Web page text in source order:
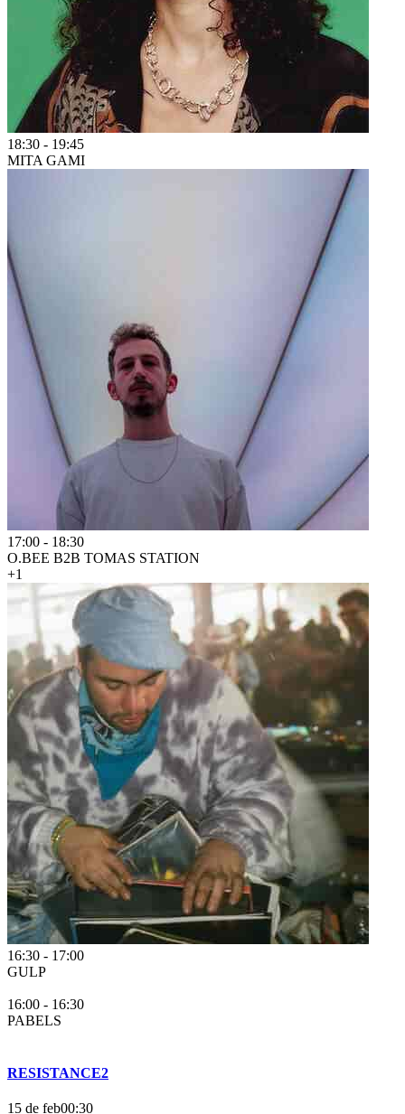
18:30 - 19:45
MITA GAMI
17:00 - 18:30
O.BEE B2B TOMAS STATION
+1
16:30 - 17:00
GULP
16:00 - 16:30
PABELS
RESISTANCE2
15 de feb00:30